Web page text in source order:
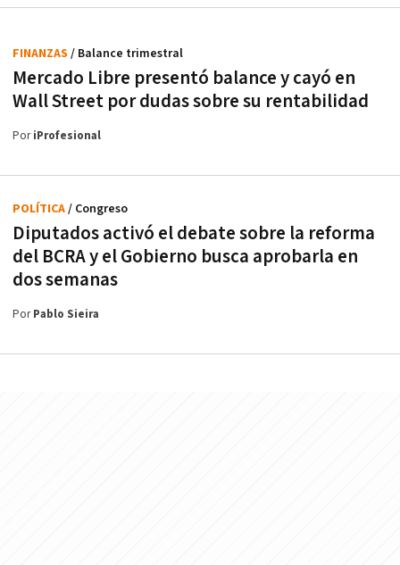
Mercado Libre presentó balance y cayó en
Wall Street por dudas sobre su rentabilidad
FINANZAS / Balance trimestral
PoriProfesional
Diputados activó el debate sobre la reforma
del BCRA y el Gobierno busca aprobarla en
dos semanas
POLÍTICA/ Congreso
PorPablo Sieira